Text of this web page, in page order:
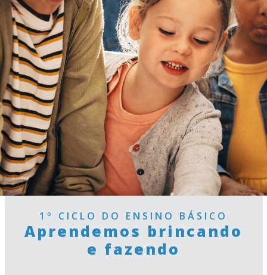
1º CICLO DO ENSINO BÁSICO
Aprendemos brincando
e fazendo